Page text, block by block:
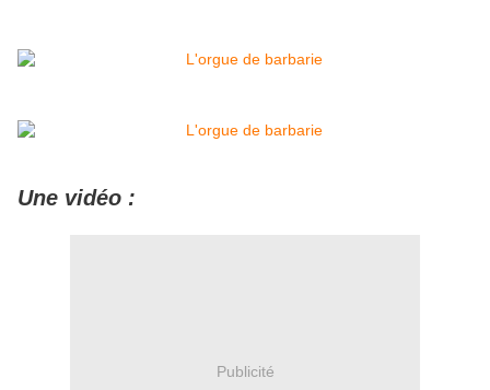
Une vidéo :
Publicité